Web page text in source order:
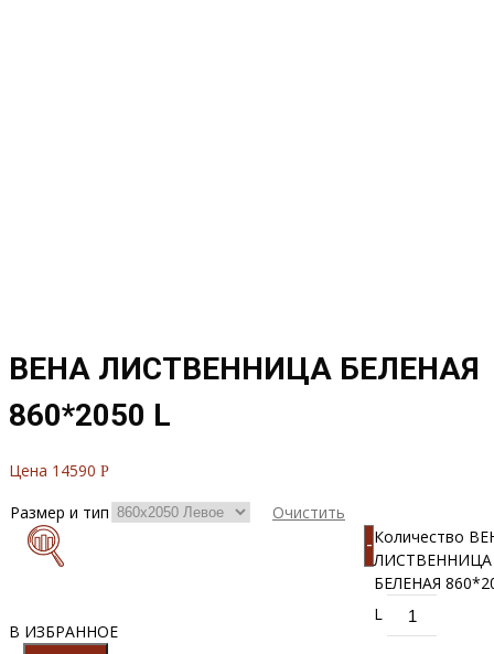
ВЕНА ЛИСТВЕННИЦА БЕЛЕНАЯ
860*2050 L
Цена 14590 Р
Размер и тип Очистить
В ИЗБРАННОЕ
-Количество
ЛИСТВЕННИЦА
БЕЛЕНАЯ
L